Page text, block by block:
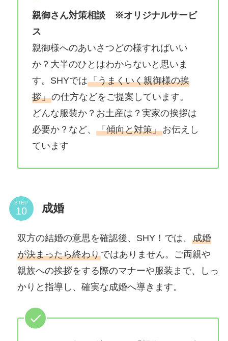
親御さん対策相談 ※オリジナルサービ
ス
親御様へのあいさつどの様すればいい
か？大半のひとはわからないと思いま
す。SHYでは「うまくいく親御様の挨
拶」の仕方などをご提案しています。
どんな服装か？お土産は？実家の挨拶は
必要か？など、 「傾向と対策」お伝えし
ています
STEP 成婚
双方の結婚の意思を確認後、SHY！では、 成婚
が決まったら終わりではありません。ご両親や
親族への挨拶をする際のマナーや服装まで、しっ
かりと指導し、確実な成婚へ導きます。